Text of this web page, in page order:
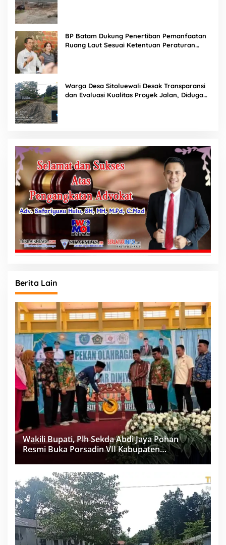
BP Batam Dukung Penertiban Pemanfaatan
Ruang Laut Sesuai Ketentuan Peraturan
Warga Desa Sitoluewali Desak Transparansi
dan Evaluasi Kualitas Proyek Jalan, Diduga
Berita Lain
Wakili Bupati, Plh Sekda Abdi Jaya Pohan
Resmi Buka Porsadin VII Kabupaten